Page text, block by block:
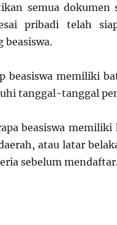
semua
pribadi telah
beasiswa.
beasiswa memiliki
tanggal-tanggal
beasiswa
atau latar
sebelum